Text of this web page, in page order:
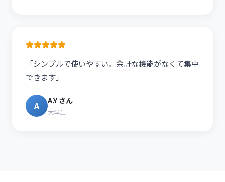
「シンプルで使いやすい。余計な機能がなくて集中
できます」
A A.Y さん
大学生